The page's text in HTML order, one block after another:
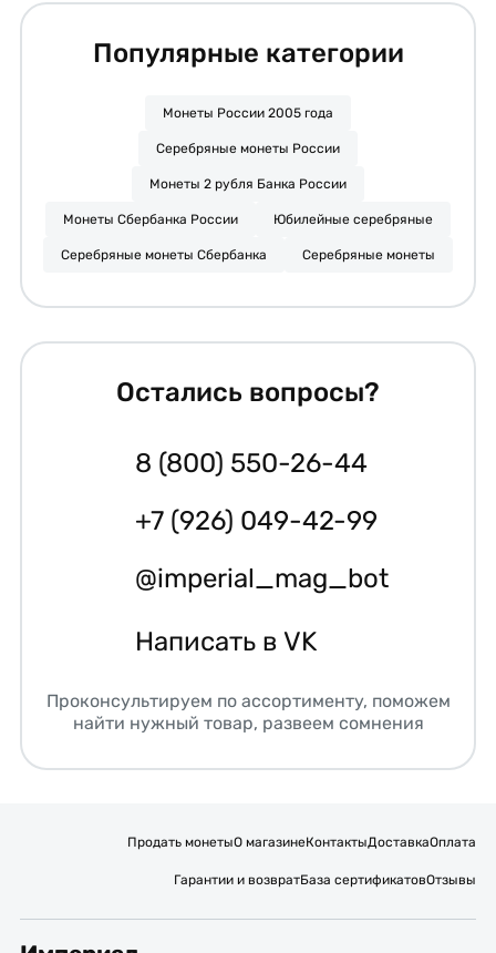
Популярные категории
Монеты России 2005 года
Серебряные монеты России
Монеты 2 рубля Банка России
Монеты Сбербанка России Юбилейные серебряные
Серебряные монеты Сбербанка Серебряные монеты
Остались вопросы?
8 (800) 550-26-44
+7 (926) 049-42-99
@imperial_mag_bot
Написать в VK
Проконсультируем по ассортименту, поможем
найти нужный товар, развеем сомнения
Продать монетыО магазинеКонтактыДоставкаОплата
Гарантии и возвратБаза сертификатовОтзывы